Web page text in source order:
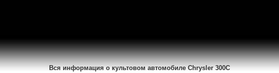
Вся информация о культовом автомобиле Chrysler 300C